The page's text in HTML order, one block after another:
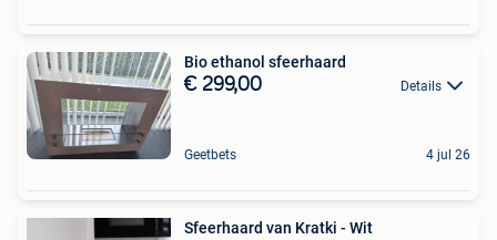
Bio ethanol sfeerhaard
€ 299,00 Details
Geetbets 4 jul 26
Sfeerhaard van Kratki - Wit